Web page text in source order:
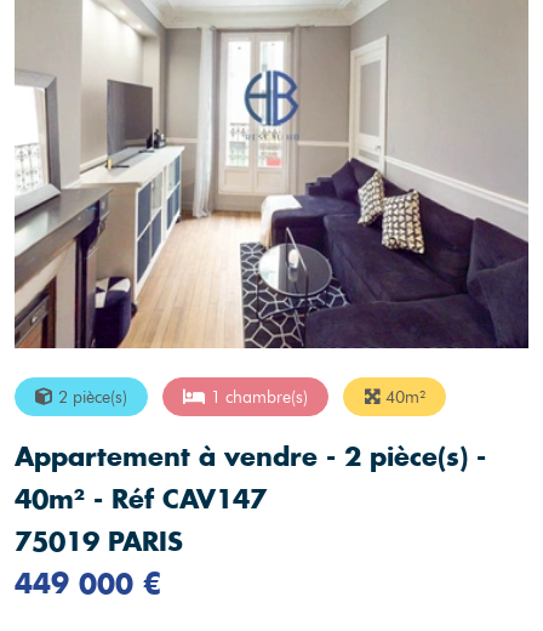
2 pièce(s) 1 chambre(s) 40m²
Appartement à vendre - 2 pièce(s) -
40m² - Réf CAV147
75019 PARIS
449 000 €